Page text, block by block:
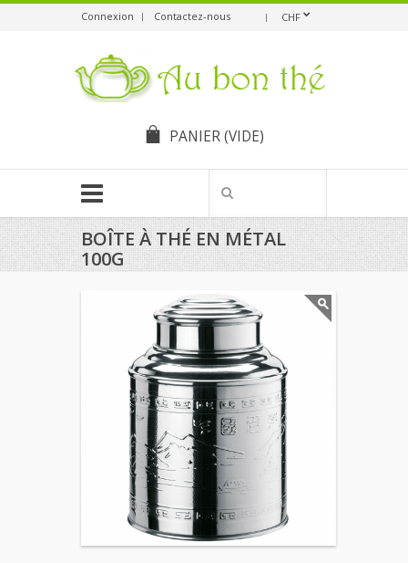
Connexion CHF
Contactez-nous
PANIER(VIDE)
BOÎTE À THÉ EN MÉTAL
100G